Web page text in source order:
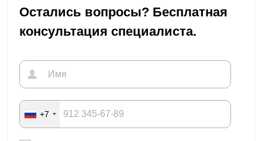
Остались вопросы? Бесплатная
консультация специалиста.
+7